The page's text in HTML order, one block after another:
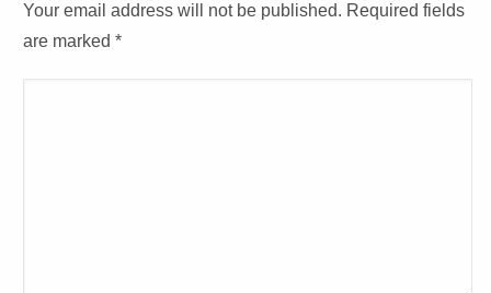
Your email address will not be published. Required fields
are marked*